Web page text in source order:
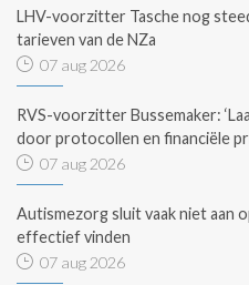
LHV-voorzitter Tasche nog
tarieven van de NZa
07 aug 2026
RVS-voorzitter Bussemaker:
door protocollen en financiële
07 aug 2026
Autismezorg sluit vaak niet aan
effectief vinden
07 aug 2026